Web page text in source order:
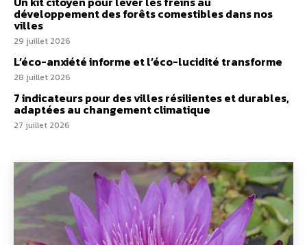
développement des forêts comestibles dans nos
villes
29 juillet 2026
L’éco-anxiété informe et l’éco-lucidité transforme
28 juillet 2026
7 indicateurs pour des villes résilientes et durables,
adaptées au changement climatique
27 juillet 2026